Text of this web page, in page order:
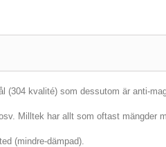
kvalité) som dessutom är anti-
Milltek har allt som oftast mängder
(mindre-dämpad).